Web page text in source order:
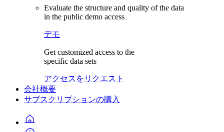
Evaluate the structure and quality of the data
in the public demo access
デモ
Get customized access to the
specific data sets
アクセスをリクエスト
会社概要
サブスクリプションの購入